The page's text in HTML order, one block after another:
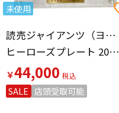
未使用
読売ジャイアンツ（ヨミウリジャイアンツ）
ヒーローズプレート 2020年7月2日 桜井俊貴 炭谷銀仁朗
￥44,000
SALE 店頭受取可能